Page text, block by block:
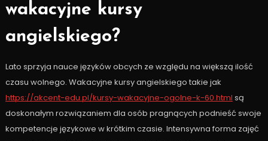
wakacyjne kursy
angielskiego?
Lato sprzyja nauce języków obcych ze względu na większą ilość
czasu wolnego. Wakacyjne kursy angielskiego takie jak
https://akcent-edu.pl/kursy-wakacyjne-ogolne-k-60.html są
doskonałym rozwiązaniem dla osób pragnących podnieść swoje
kompetencje językowe w krótkim czasie. Intensywna forma zajęć